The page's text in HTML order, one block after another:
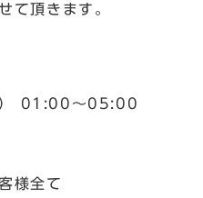
て頂きます。
01:00～05:00
様全て